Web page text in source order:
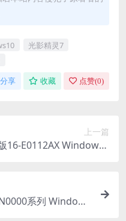
光影精灵7
分享 收藏 点赞(0)
上一篇
16-E0112AX Windows1
系列 Windows